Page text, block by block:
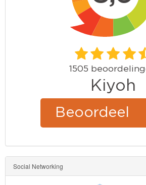
Social Networking